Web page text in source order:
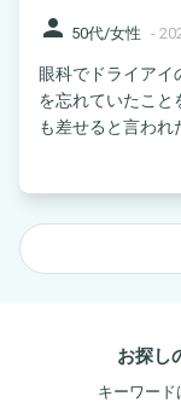
person 50代/女性 -
眼科でドライアイ
を忘れていたことを教えてく
も差せると言われ
お探し
キーワード